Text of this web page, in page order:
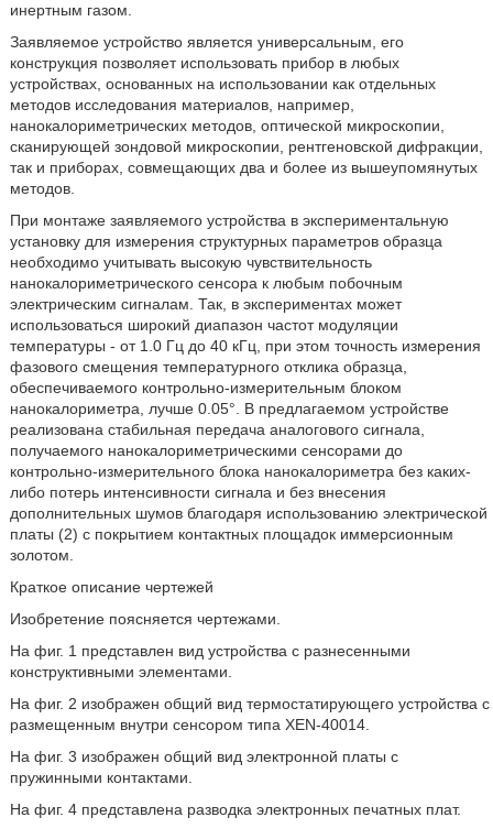
инертным газом.
Заявляемое устройство является универсальным, его
конструкция позволяет использовать прибор в любых
устройствах, основанных на использовании как отдельных
методов исследования материалов, например,
нанокалориметрических методов, оптической микроскопии,
сканирующей зондовой микроскопии, рентгеновской дифракции,
так и приборах, совмещающих два и более из вышеупомянутых
методов.
При монтаже заявляемого устройства в экспериментальную
установку для измерения структурных параметров образца
необходимо учитывать высокую чувствительность
нанокалориметрического сенсора к любым побочным
электрическим сигналам. Так, в экспериментах может
использоваться широкий диапазон частот модуляции
температуры - от 1.0 Гц до 40 кГц, при этом точность измерения
фазового смещения температурного отклика образца,
обеспечиваемого контрольно-измерительным блоком
нанокалориметра, лучше 0.05°. В предлагаемом устройстве
реализована стабильная передача аналогового сигнала,
получаемого нанокалориметрическими сенсорами до
контрольно-измерительного блока нанокалориметра без каких-
либо потерь интенсивности сигнала и без внесения
дополнительных шумов благодаря использованию электрической
платы (2) с покрытием контактных площадок иммерсионным
золотом.
Краткое описание чертежей
Изобретение поясняется чертежами.
На фиг. 1 представлен вид устройства с разнесенными
конструктивными элементами.
На фиг. 2 изображен общий вид термостатирующего устройства с
размещенным внутри сенсором типа XEN-40014.
На фиг. 3 изображен общий вид электронной платы с
пружинными контактами.
На фиг. 4 представлена разводка электронных печатных плат.